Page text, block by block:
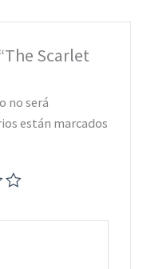
Scarlet
no será
están marcados